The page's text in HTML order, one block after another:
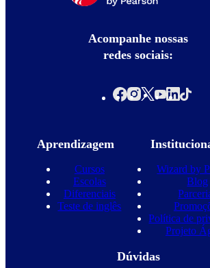
Acompanhe nossas
redes sociais:
Aprendizagem
Cursos
Escolas
Diferenciais
Teste de inglês
Wizard by
Blog
Política de
Projeto
Dúvidas